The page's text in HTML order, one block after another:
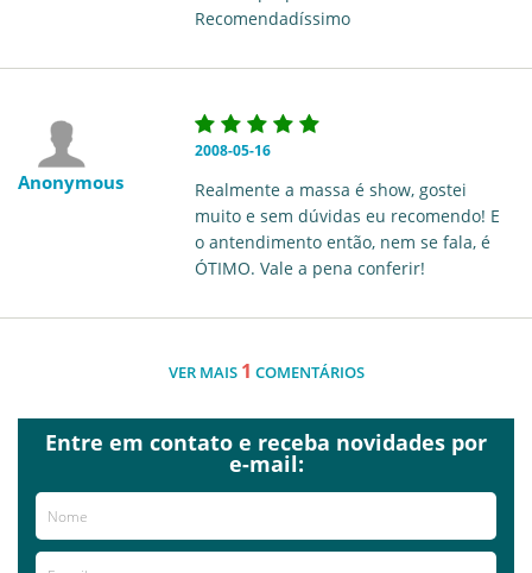
Recomendadíssimo
Anonymous
2008-05-16
Realmente a massa é show, gostei
muito e sem dúvidas eu recomendo! E
o antendimento então, nem se fala, é
ÓTIMO. Vale a pena conferir!
VER MAIS 1 COMENTÁRIOS
Entre em contato e receba novidades por
e-mail: